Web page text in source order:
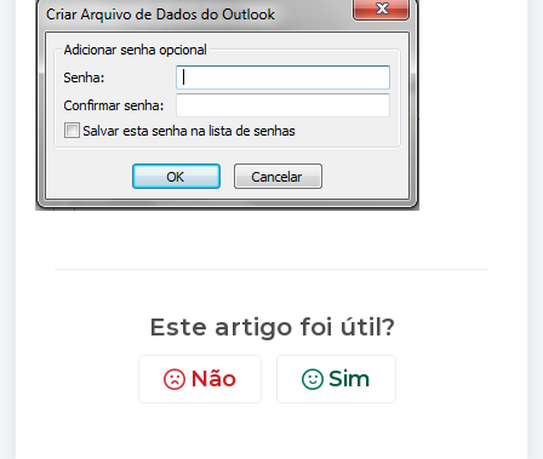
Este artigo foi útil?
Não Sim